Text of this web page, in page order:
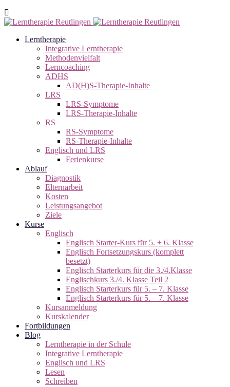
Lerntherapie
Integrative Lerntherapie
Methodenvielfalt
Lerncoaching
ADHS
AD(H)S-Therapie-Inhalte
LRS
LRS-Symptome
LRS-Therapie-Inhalte
RS
RS-Symptome
RS-Therapie-Inhalte
Englisch und LRS
Ferienkurse
Ablauf
Diagnostik
Elternarbeit
Kosten
Leistungsangebot
Ziele
Kurse
Englisch
Englisch Starter-Kurs für 5. + 6. Klasse
Englisch Fortsetzungskurs (komplett
besetzt)
Englisch Starterkurs für die 3./4.Klasse
Englischkurs 3./4. Klasse Teil 2
Englisch Starterkurs für 5. – 7. Klasse
Englisch Starterkurs für 5. – 7. Klasse
Kursanmeldung
Kurskalender
Fortbildungen
Blog
Lerntherapie in der Schule
Integrative Lerntherapie
Englisch und LRS
Lesen
Schreiben